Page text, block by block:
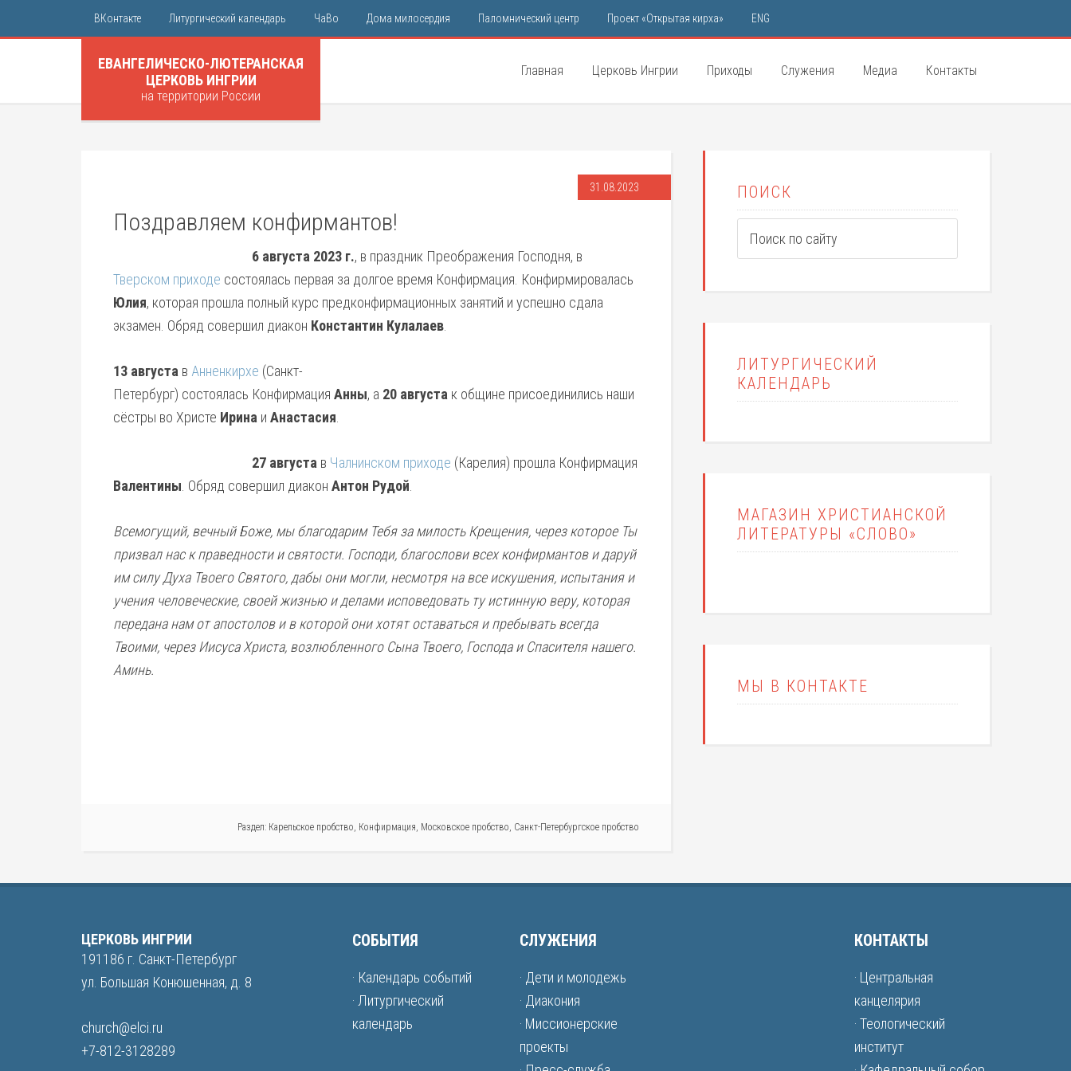
ВКонтакте Литургический календарь ЧаВо Дома милосердия Паломнический центр Проект «Открытая кирха» ENG
ЕВАНГЕЛИЧЕСКО-ЛЮТЕРАНСКАЯ
ЦЕРКОВЬ ИНГРИИ
на территории России
Главная Церковь Ингрии Приходы Служения Медиа Контакты
31.08.2023
Поздравляем конфирмантов!
6 августа 2023 г., в праздник Преображения Господня, в
Тверском приходе состоялась первая за долгое время Конфирмация. Конфирмировалась
Юлия, которая прошла полный курс предконфирмационных занятий и успешно сдала
экзамен. Обряд совершил диакон Константин Кулалаев
13 августа в Анненкирхе (Санкт-
Петербург) состоялась Конфирмация Анны, а 20 августа к общине присоединились наши
сёстры во Христе Ирина и Анастасия
27 августа в Чалнинском приходе (Карелия) прошла Конфирмация
Валентины . Обряд совершил диакон Антон Рудой
Всемогущий, вечный Боже, мы благодарим Тебя за милость Крещения, через которое Ты
призвал нас к праведности и святости. Господи, благослови всех конфирмантов и даруй
им силу Духа Твоего Святого, дабы они могли, несмотря на все искушения, испытания и
учения человеческие, своей жизнью и делами исповедовать ту истинную веру, которая
передана нам от апостолов и в которой они хотят оставаться и пребывать всегда
Твоими, через Иисуса Христа, возлюбленного Сына Твоего, Господа и Спасителя нашего.
Аминь.
Раздел: Карельское пробство, Конфирмация, Московское пробство, Санкт-Петербургское пробство
ПОИСК
ЛИТУРГИЧЕСКИЙ
КАЛЕНДАРЬ
МАГАЗИН ХРИСТИАНСКОЙ
ЛИТЕРАТУРЫ «СЛОВО»
МЫ В КОНТАКТЕ
ЦЕРКОВЬ ИНГРИИ
191186 г. Санкт-Петербург
ул. Большая Конюшенная, д. 8
church@elci.ru
+7-812-3128289
СОБЫТИЯ
· Календарь событий
· Литургический
календарь
СЛУЖЕНИЯ
· Дети и молодежь
· Диакония
· Миссионерские
проекты
КОНТАКТЫ
· Центральная
канцелярия
· Теологический
институт